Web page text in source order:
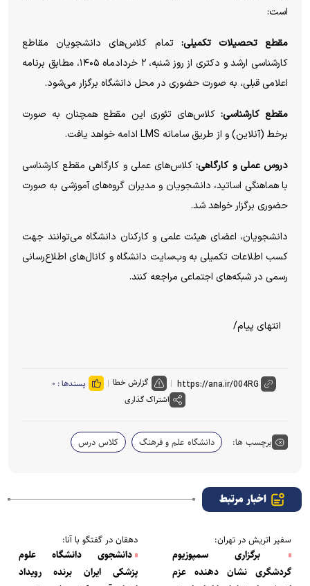
است:
مقطع تحصیلات تکمیلی: تمام کلاس‌های دانشجویان مقاطع
کارشناسی ارشد و دکتری از روز شنبه، ۲ خردادماه ۱۴۰۵، مطابق برنامه
اعلامی قبلی، به صورت حضوری در محل دانشگاه برگزار می‌شود.
مقطع کارشناسی: کلاس‌های تئوری این مقطع همچنان به صورت
برخط (آنلاین) و از طریق سامانه LMS ادامه خواهد یافت.
دروس عملی و کارگاهی: کلاس‌های عملی و کارگاهی مقطع کارشناسی
با هماهنگی اساتید، دانشجویان و مدیران گروه‌های آموزشی به صورت
حضوری برگزار خواهد شد.
دانشجویان، اعضای هیئت علمی و کارکنان دانشگاه می‌توانند جهت
کسب اطلاعات تکمیلی به وب‌سایت دانشگاه و کانال‌های اطلاع‌رسانی
رسمی در شبکه‌های اجتماعی مراجعه کنند.
انتهای پیام/
گزارش خطا پسندها : ۰
اشتراک گذاری
برچسب ها: دانشگاه علم و فرهنگ کلاس درس
اخبار مرتبط
سفیر اتریش در تهران:
برگزاری سمپوزیوم
گردشگری نشان دهنده عزم
دهقان در گفتگو با آنا:
دانشجوی دانشگاه علوم
پزشکی ایران برنده رویداد